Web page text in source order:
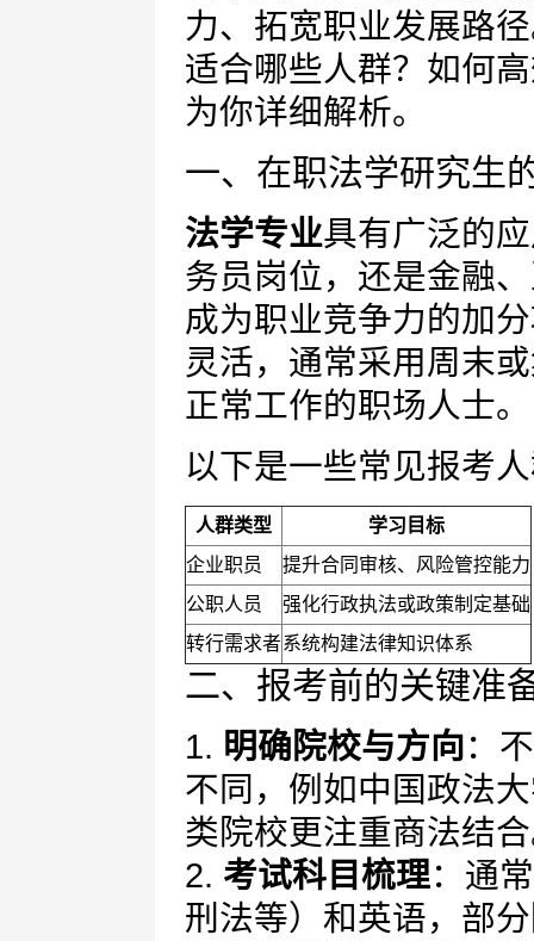
力、拓宽职业发展路
适合哪些人群？如何
为你详细解析。
一、在职法学研究生
法学专业具有广泛的
务员岗位，还是金融
成为职业竞争力的加
灵活，通常采用周末
正常工作的职场人士。
以下是一些常见报考
人群类型
学习目标
企业职员
提升合同审核、风险管控能力
公职人员
强化行政执法或政策制定基础
转行需求者系统构建法律知识体系
二、报考前的关键准
1. 明确院校与方向：
不同，例如中国政法
类院校更注重商法结
2. 考试科目梳理：通
刑法等）和英语，部